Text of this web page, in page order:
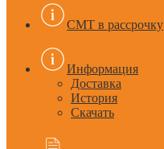
CMT в рассрочку
Информация
Доставка
История
Скачать